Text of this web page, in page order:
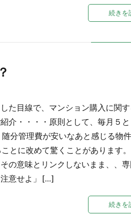
続きを
た目線で、マンション購入に関
介・・・・原則として、毎月５
分管理費が安いなあと感じる物
とに改めて驚くことがあります
の意味とリンクしないまま、、
意せよ」 […]
続きを